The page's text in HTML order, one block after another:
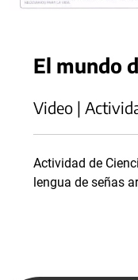
El mundo
Video |
Actividad de
lengua de señas